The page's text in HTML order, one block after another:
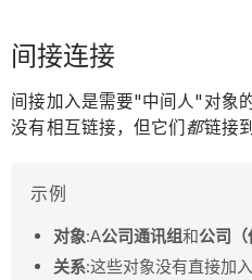
间接连接
间接加入是需要"中间人"对象
没有相互链接，但它们 都链接
示例
对象:A公司通讯组和公司（
关系:这些对象没有直接加